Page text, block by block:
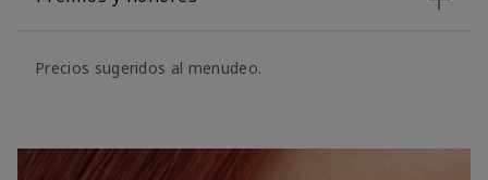
Precios sugeridos al menudeo.